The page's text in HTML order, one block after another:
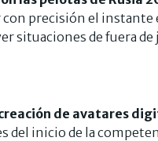
precisión el instante
situaciones de fuera de
de avatares
del inicio de la